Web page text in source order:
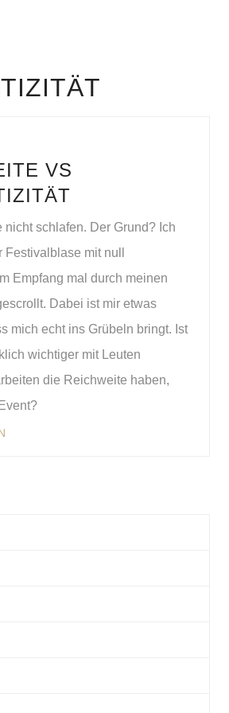
VS
nicht schlafen. Der Grund? Ich
mit null
Empfang mal durch meinen
Dabei ist mir etwas
mich echt ins Grübeln bringt. Ist
wichtiger mit Leuten
die Reichweite haben,